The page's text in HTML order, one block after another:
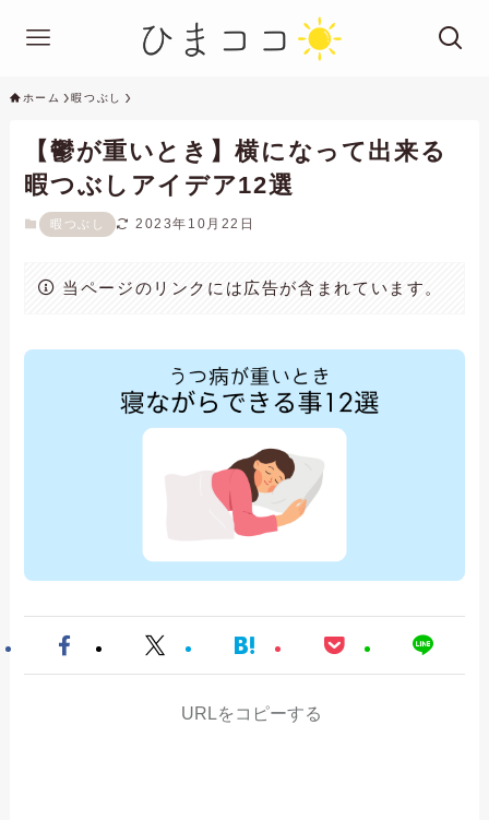
ホーム 暇つぶし
【鬱が重いとき】横になって出来る
暇つぶしアイデア12選
暇つぶし 2023年10月22日
当ページのリンクには広告が含まれています。
URLをコピーする